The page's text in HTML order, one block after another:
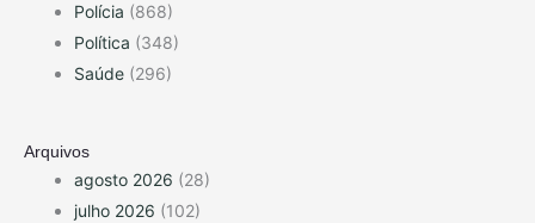
Polícia (868)
Política (348)
Saúde (296)
Arquivos
agosto 2026 (28)
julho 2026 (102)